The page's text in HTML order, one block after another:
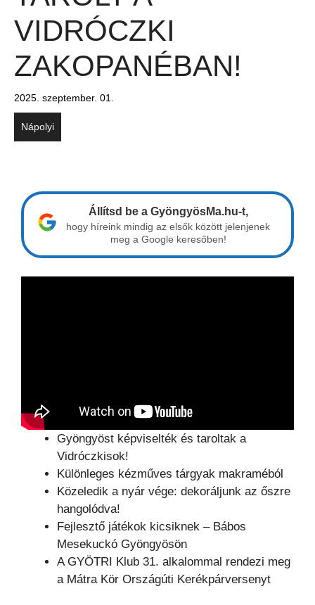
VIDRÓCZKI
ZAKOPANÉBAN!
2025. szeptember. 01.
Nápolyi
Állítsd be a GyöngyösMa.hu-t,
hogy híreink mindig az elsők között jelenjenek
meg a Google keresőben!
Gyöngyöst képviselték és taroltak a
Vidróczkisok!
Különleges kézműves tárgyak makraméból
Közeledik a nyár vége: dekoráljunk az őszre
hangolódva!
Fejlesztő játékok kicsiknek – Bábos
Mesekuckó Gyöngyösön
A GYÖTRI Klub 31. alkalommal rendezi meg
a Mátra Kör Országúti Kerékpárversenyt